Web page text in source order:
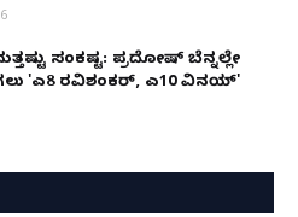
ಸಂಕಷ್ಟ: ಪ್ರದೋಷ್ ಬೆನ್ನಲ್ಲೇ
'ಎ8 ರವಿಶಂಕರ್, ಎ10 ವಿನಯ್'